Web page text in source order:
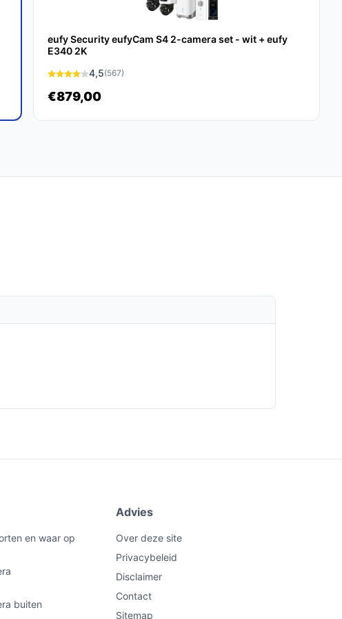
eufy Security eufyCam S4 2-camera set - wit + eufy
E340 2K
4,5(567)
€879,00
en waar op
buiten
Advies
Over deze site
Privacybeleid
Disclaimer
Contact
Sitemap